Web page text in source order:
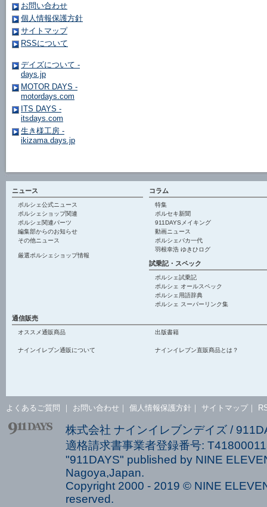
お問い合わせ
個人情報保護方針
サイトマップ
RSSについて
デイズについて -
days.jp
MOTOR DAYS -
motordays.com
ITS DAYS -
itsdays.com
生き様工房 -
ikizama.days.jp
ニュース
ポルシェ公式ニュース
ポルシェショップ関連
ポルシェ関連パーツ
編集部からのお知らせ
その他ニュース
厳選ポルシェショップ情報
コラム
特集
ポルセキ新聞
911DAYSメイキング
動画ニュース
ポルシェバカ一代
羽根幸浩 ゆきひログ
試乗記・スペック
ポルシェ試乗記
ポルシェ オールスペック
ポルシェ用語辞典
ポルシェ スーパーリンク集
通信販売
オススメ通販商品 出版書籍
ナインイレブン通販について ナインイレブン直販商品とは？
よくあるご質問 ｜ お問い合わせ ｜ 個人情報保護方針 ｜ サイトマップ｜
株式会社 ナインイレブンデイズ /
適格請求書事業者登録番号:
"911DAYS" published by NINE
Nagoya,Japan.
Copyright 2000 - 2019 © NINE
reserved.